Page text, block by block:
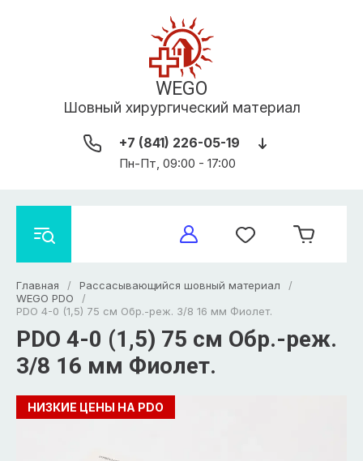
WEGO
Шовный хирургический материал
+7 (841) 226-05-19
Пн-Пт, 09:00 - 17:00
Главная / Рассасывающийся шовный материал
/
WEGO PDO
/
PDO 4-0 (1,5) 75 см Обр.-реж. 3/8 16 мм Фиолет.
PDO 4-0 (1,5) 75 см Обр.-реж.
3/8 16 мм Фиолет.
НИЗКИЕ ЦЕНЫ НА PDO